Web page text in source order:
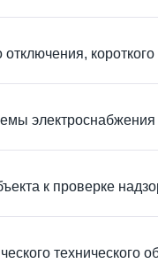
отключения,
электроснабжения
к проверке
технического